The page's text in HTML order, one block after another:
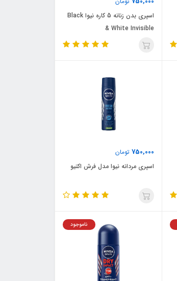
اسپری بدن زنانه 5 کاره نیوا Black
& White Invisible
750,000 تومان
اسپری مردانه نیوا مدل فرش اکتیو
ناموجود